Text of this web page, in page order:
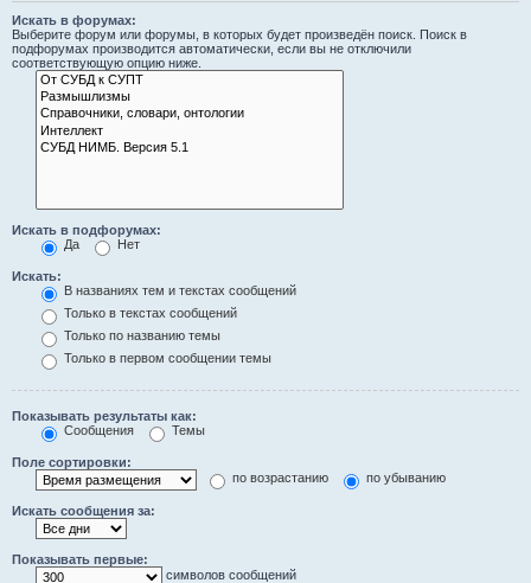
Искать в форумах:
Выберите форум или форумы, в которых будет произведён поиск. Поиск в
подфорумах производится автоматически, если вы не отключили
соответствующую опцию ниже.
Искать в подфорумах:
Да
Нет
Искать:
В названиях тем и текстах сообщений
Только в текстах сообщений
Только по названию темы
Только в первом сообщении темы
Показывать результаты как:
Сообщения
Темы
Поле сортировки:
по возрастанию
по убыванию
Искать сообщения за:
Показывать первые:
символов сообщений